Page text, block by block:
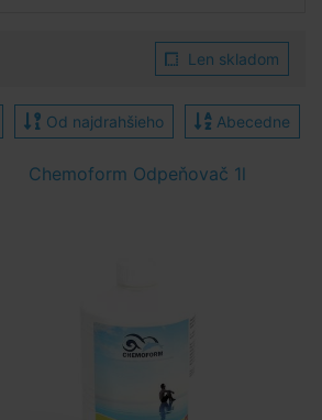
Len skladom
Od najdrahšieho Abecedne
Chemoform Odpeňovač 1l